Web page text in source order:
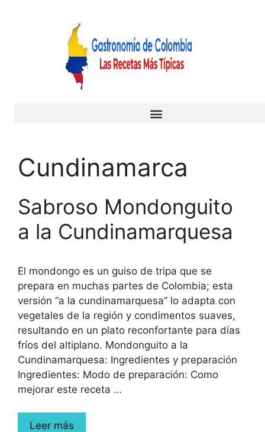
Cundinamarca
Sabroso Mondonguito
a la Cundinamarquesa
El mondongo es un guiso de tripa que se
prepara en muchas partes de Colombia; esta
versión “a la cundinamarquesa” lo adapta con
vegetales de la región y condimentos suaves,
resultando en un plato reconfortante para días
fríos del altiplano. Mondonguito a la
Cundinamarquesa: Ingredientes y preparación
Ingredientes: Modo de preparación: Como
mejorar este receta …
Leer más